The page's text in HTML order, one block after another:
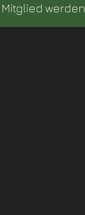
Mitglied werden